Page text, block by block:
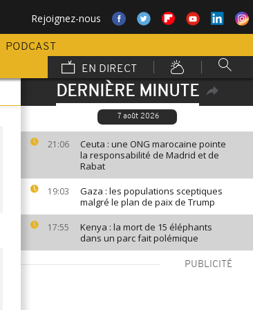
Rejoignez-nous
PODCAST
EN DIRECT
DERNIÈRE MINUTE
7 août 2026
21:06
Ceuta : une ONG marocaine pointe
la responsabilité de Madrid et de
Rabat
19:03
Gaza : les populations sceptiques
malgré le plan de paix de Trump
17:55
Kenya : la mort de 15 éléphants
dans un parc fait polémique
PUBLICITÉ